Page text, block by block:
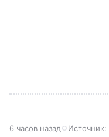
6 часов назад Источник: